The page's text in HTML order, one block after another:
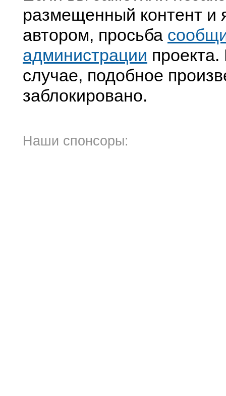
размещенный контент и
автором, просьба
администрации
случае, подобное
заблокировано.
Наши спонсоры: